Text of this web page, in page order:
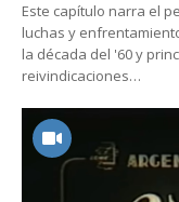
Este capítulo narra el
luchas y
la década del '60 y
reivindicaciones…